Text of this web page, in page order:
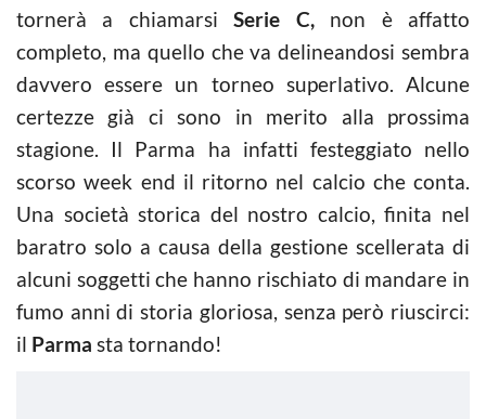
tornerà a chiamarsiSerie C,non è affatto
completo, ma quello che va delineandosi sembra
davvero essere un torneo superlativo. Alcune
certezze già ci sono in merito alla prossima
stagione. Il Parma ha infatti festeggiato nello
scorso week end il ritorno nel calcio che conta.
Una società storica del nostro calcio, finita nel
baratro solo a causa della gestione scellerata di
alcuni soggetti che hanno rischiato di mandare in
fumo anni di storia gloriosa, senza però riuscirci:
il Parma sta tornando!